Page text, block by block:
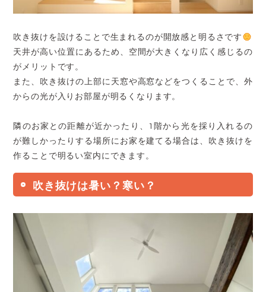
吹き抜けを設けることで生まれるのが開放感と明るさです
天井が高い位置にあるため、空間が大きくなり広く感じるの
がメリットです。
また、吹き抜けの上部に天窓や高窓などをつくることで、外
からの光が入りお部屋が明るくなります。
隣のお家との距離が近かったり、1階から光を採り入れるの
が難しかったりする場所にお家を建てる場合は、吹き抜けを
作ることで明るい室内にできます。
吹き抜けは暑い？寒い？